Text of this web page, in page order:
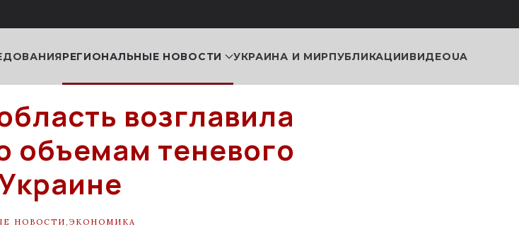
РЕГИОНАЛЬНЫЕ НОВОСТИ УКРАИНА И МИРПУБЛИКАЦИИВИДЕОUA
возглавила
объемам теневого
НОВОСТИ ЭКОНОМИКА